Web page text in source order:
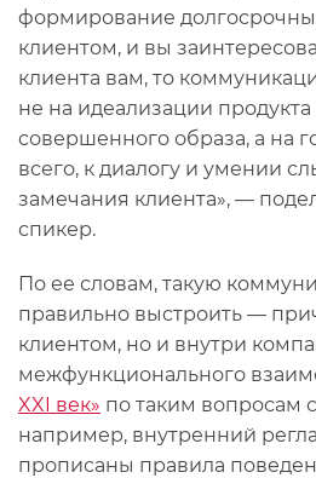
формирование
клиентом, и вы
клиента вам, то
не на идеализации
совершенного образа, а на
всего, к диалогу и умении
замечания клиента», —
спикер.
По ее словам, такую
правильно выстроить —
клиентом, но и внутри
межфункционального
XXI век» по таким вопросам
например, внутренний
прописаны правила